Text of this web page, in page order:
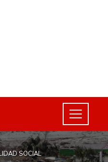
SOCIAL